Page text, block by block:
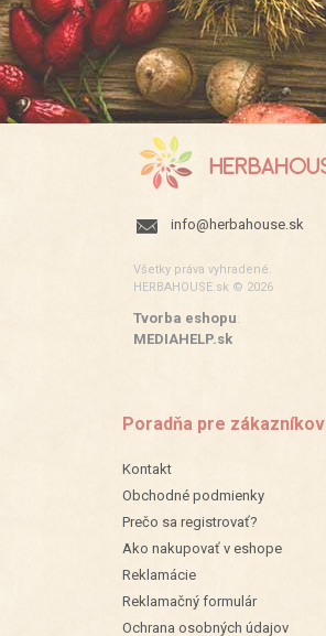
info@herbahouse.sk
Všetky práva vyhradené.
HERBAHOUSE.sk © 2026
Tvorba eshopu:
MEDIAHELP.sk
Poradňa pre zákazníkov
Kontakt
Obchodné podmienky
Prečo sa registrovať?
Ako nakupovať v eshope
Reklamácie
Reklamačný formulár
Ochrana osobných údajov